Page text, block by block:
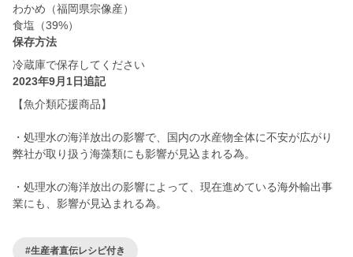
わかめ（福岡県宗像産）
食塩（39%）
保存方法
冷蔵庫で保存してください
2023年9月1日追記
【魚介類応援商品】
・処理水の海洋放出の影響で、国内の水産物全体に不安が広がり
弊社が取り扱う海藻類にも影響が見込まれる為。
・処理水の海洋放出の影響によって、現在進めている海外輸出事
業にも、影響が見込まれる為。
#生産者直伝レシピ付き